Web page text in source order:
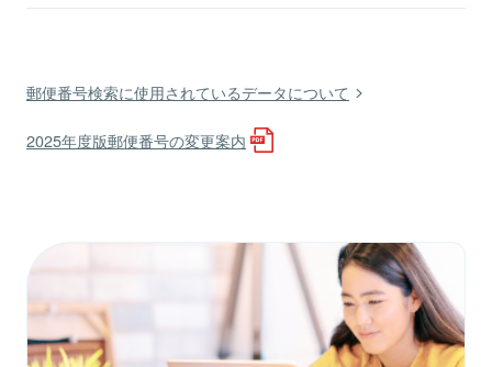
郵便番号検索に使用されているデータについて
2025年度版郵便番号の変更案内